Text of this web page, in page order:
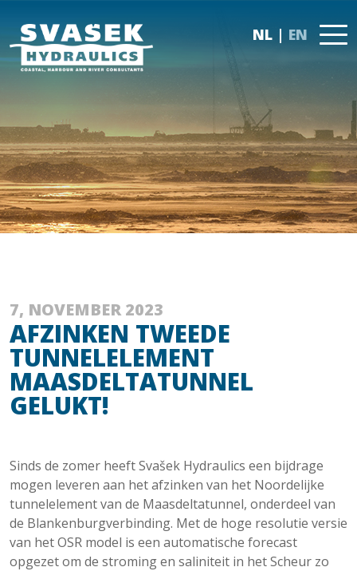
NL EN
7, NOVEMBER 2023
AFZINKEN TWEEDE
TUNNELELEMENT
MAASDELTATUNNEL
GELUKT!
Sinds de zomer heeft Svašek Hydraulics een bijdrage
mogen leveren aan het afzinken van het Noordelijke
tunnelelement van de Maasdeltatunnel, onderdeel van
de Blankenburgverbinding. Met de hoge resolutie versie
van het OSR model is een automatische forecast
opgezet om de stroming en saliniteit in het Scheur zo